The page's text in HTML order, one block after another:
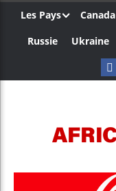
Les Pays Canada
Russie
Ukraine